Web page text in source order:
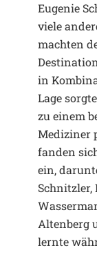
Eugenie
viele
machten
in
Lage
zu einem
Mediziner
fanden
ein,
Schnitzler,
Altenberg
lernte